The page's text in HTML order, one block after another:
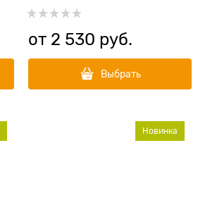
Breed Turkey
от 2 530 руб.
Выбрать
Новинка